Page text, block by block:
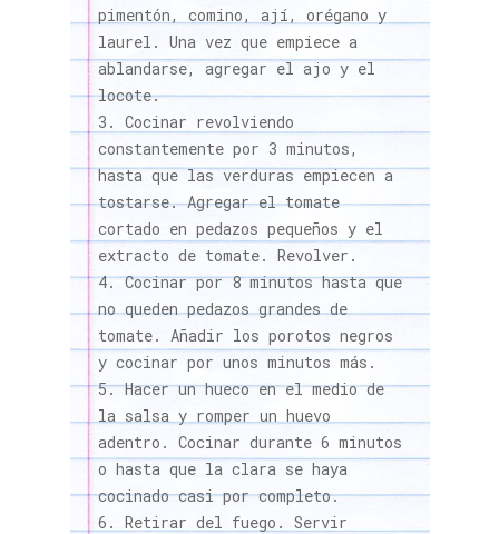
pimentón, comino, ají, orégano y
laurel. Una vez que empiece a
ablandarse, agregar el ajo y el
locote.
Cocinar revolviendo
constantemente por 3 minutos,
hasta que las verduras empiecen a
tostarse. Agregar el tomate
cortado en pedazos pequeños y el
extracto de tomate. Revolver.
Cocinar por 8 minutos hasta que
no queden pedazos grandes de
tomate. Añadir los porotos negros
y cocinar por unos minutos más.
Hacer un hueco en el medio de
la salsa y romper un huevo
adentro. Cocinar durante 6 minutos
o hasta que la clara se haya
cocinado casi por completo.
Retirar del fuego. Servir